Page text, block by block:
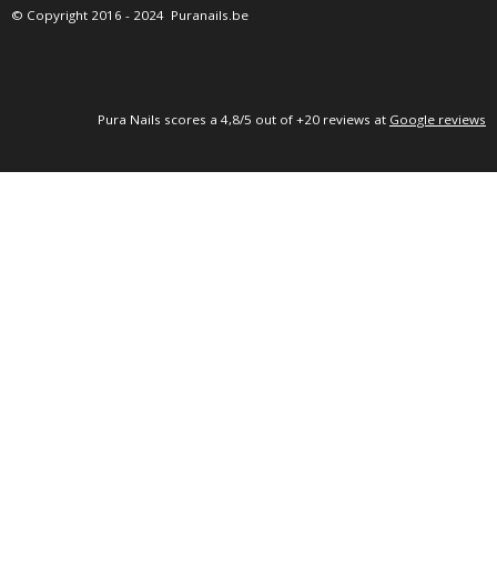
E
B
T
A
T
S
© Copyright 2016 - 2024 Puranails.be
Pura Nails scores a 4,8/5 out of +20 reviews at Google reviews